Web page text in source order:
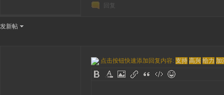
回复
发新帖
点击按钮快速添加回复内容: 支持 高兴 给力 加